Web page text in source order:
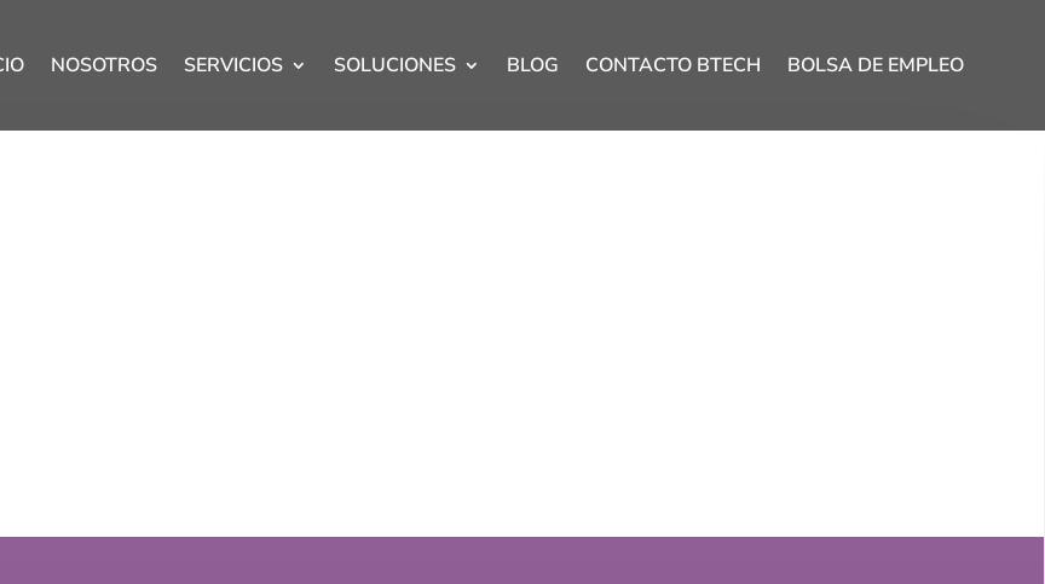
NOSOTROS SERVICIOS SOLUCIONES BLOG CONTACTO BTECH BOLSA DE EMPLEO